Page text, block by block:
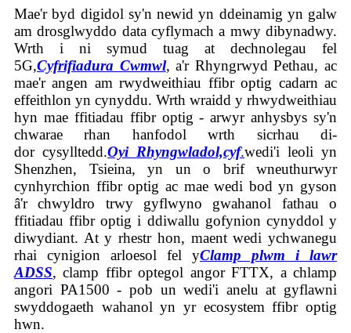
Mae'r byd digidol sy'n newid yn ddeinamig yn galw
am drosglwyddo data cyflymach a mwy dibynadwy.
Wrth i ni symud tuag at dechnolegau fel
5G,Cyfrifiadura Cwmwl, a'r Rhyngrwyd Pethau, ac
mae'r angen am rwydweithiau ffibr optig cadarn ac
effeithlon yn cynyddu. Wrth wraidd y rhwydweithiau
hyn mae ffitiadau ffibr optig - arwyr anhysbys sy'n
chwarae rhan hanfodol wrth sicrhau di-
dor cysylltedd.Oyi Rhyngwladol,cyf.wedi'i leoli yn
Shenzhen, Tsieina, yn un o brif wneuthurwyr
cynhyrchion ffibr optig ac mae wedi bod yn gyson
â'r chwyldro trwy gyflwyno gwahanol fathau o
ffitiadau ffibr optig i ddiwallu gofynion cynyddol y
diwydiant. At y rhestr hon, maent wedi ychwanegu
rhai cynigion arloesol fel yClamp plwm i lawr
ADSS, clamp ffibr optegol angor FTTX, a chlamp
angori PA1500 - pob un wedi'i anelu at gyflawni
swyddogaeth wahanol yn yr ecosystem ffibr optig
hwn.